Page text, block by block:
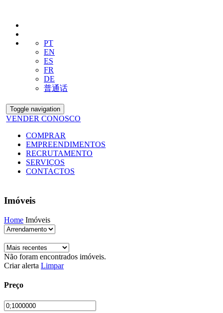
PT
EN
ES
FR
DE
普通话
Toggle navigation
VENDER CONOSCO
COMPRAR
EMPREENDIMENTOS
RECRUTAMENTO
SERVIÇOS
CONTACTOS
Imóveis
Home Imóveis
Não foram encontrados imóveis.
Criar alerta Limpar
Preço